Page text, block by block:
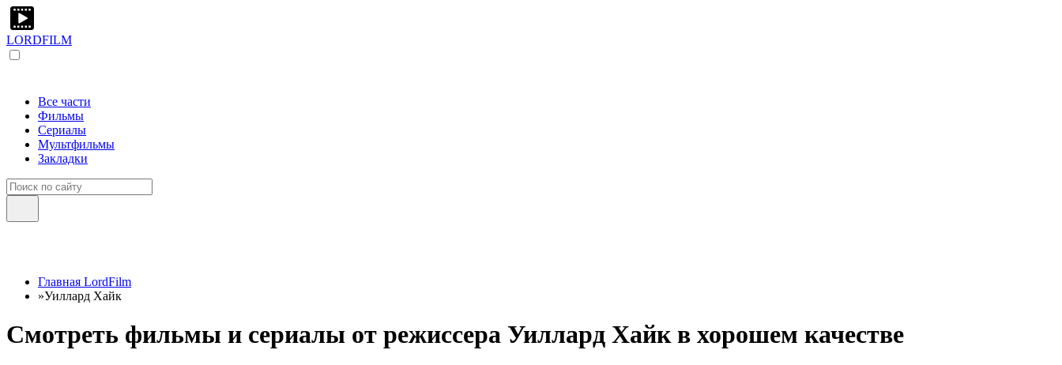
LORDFILM
Все части
Фильмы
Сериалы
Мультфильмы
Закладки
Главная LordFilm
»Уиллард Хайк
Смотреть фильмы и сериалы от режиссера Уиллард Хайк в хорошем качестве